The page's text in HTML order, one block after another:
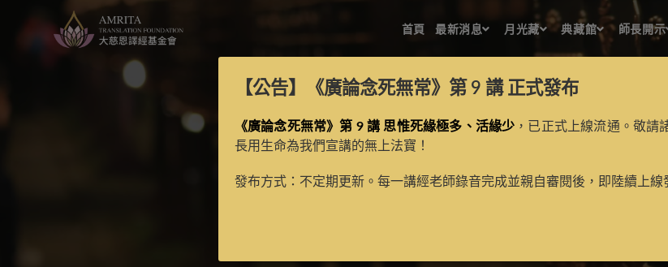
首頁 最新消息 月光藏 典藏館 師長開示
無上讚
【公告】 《廣論念死無常》第 9 講正式發布
《廣論念死無常》第 9 講 思惟死緣極多、活緣少 ，已正式上線流通。敬請
長用生命為我們宣講的無上法寶！
發布方式：不定期更新。每一講經老師錄音完成並親自審閱後，即陸續上線